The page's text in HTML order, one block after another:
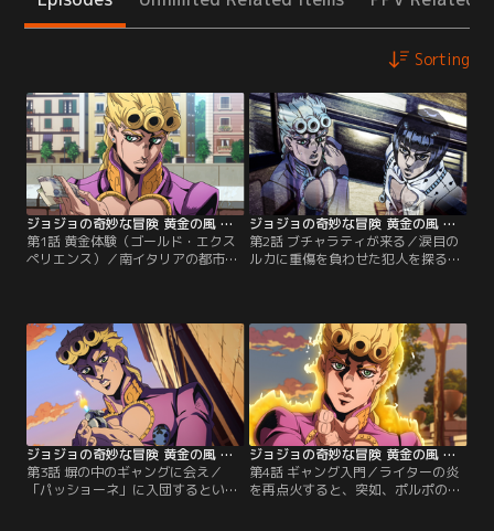
Sorting
ジョジョの奇妙な冒険 黄金の風 第01話
第1話 黄金体験（ゴールド・エクス
ペリエンス）／南イタリアの都市、
息子と思しき人物「汐華初流乃」を
探すため、この街を訪れた広瀬康一
は、青年ジョルノ・ジョバァーナと
出会い、荷物を盗まれてしまう。
ジョジョの奇妙な冒険 黄金の風 第02話
第2話 ブチャラティが来る／涙目の
ルカに重傷を負わせた犯人を探るブ
は、スタンド「ゴールド・エクスペ
リエンス」で応戦。ジョルノは戦い
のなかで、ゴールド・エクスペリエ
ンスに「生命を与える」能力だけで
なく…。
ジョジョの奇妙な冒険 黄金の風 第03話
第3話 塀の中のギャングに会え／
「パッショーネ」に入団するという
ジョジョの奇妙な冒険 黄金の風 第04話
第4話 ギャング入門／ライターの炎
を再点火すると、突如、ポルポのス